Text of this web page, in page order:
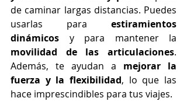
de caminar largas distancias. Puedes
usarlas para estiramientos
dinámicos
movilidad de las articulaciones.
Además, te ayudan a mejorar la
fuerza y la flexibilidad, lo que las
hace imprescindibles para tus viajes.